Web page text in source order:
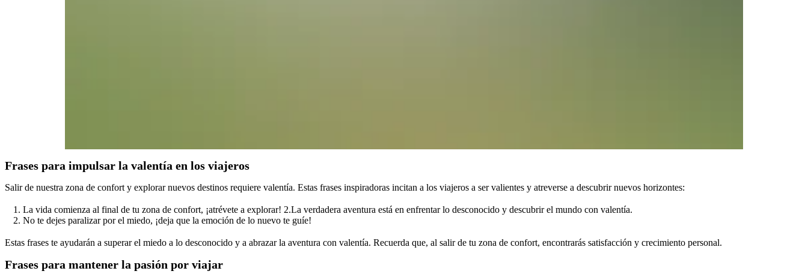
Frases para impulsar la valentía en los viajeros
Salir de nuestra zona de confort y explorar nuevos destinos requiere valentía. Estas frases inspiradoras incitan a los viajeros a ser valientes y atreverse a descubrir nuevos horizontes:
La vida comienza al final de tu zona de confort, ¡atrévete a explorar! 2.La verdadera aventura está en enfrentar lo desconocido y descubrir el mundo con valentía.
No te dejes paralizar por el miedo, ¡deja que la emoción de lo nuevo te guíe!
Estas frases te ayudarán a superar el miedo a lo desconocido y a abrazar la aventura con valentía. Recuerda que, al salir de tu zona de confort, encontrarás satisfacción y crecimiento personal.
Frases para mantener la pasión por viajar